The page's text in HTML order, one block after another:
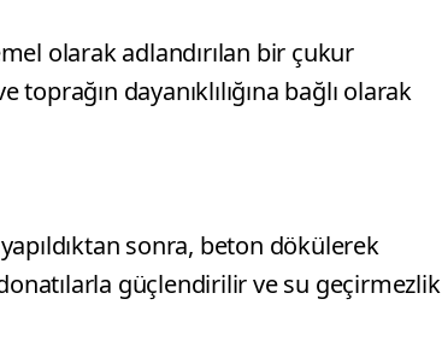
olarak adlandırılan bir çukur
toprağın dayanıklılığına bağlı olarak
sonra, beton dökülerek
güçlendirilir ve su geçirmezlik